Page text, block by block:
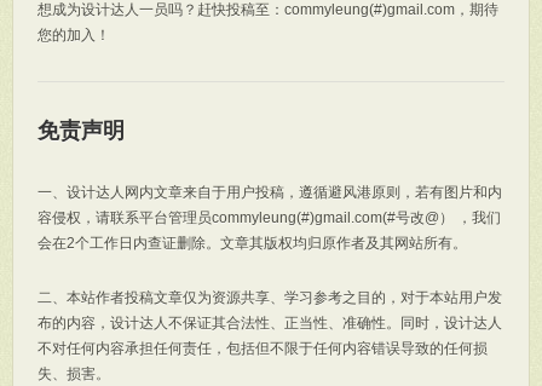
想成为设计达人一员吗？赶快投稿至：commyleung(#)gmail.com，期待
您的加入！
免责声明
一、设计达人网内文章来自于用户投稿，遵循避风港原则，若有图片和内
容侵权，请联系平台管理员commyleung(#)gmail.com(#号改@） ，我们
会在2个工作日内查证删除。文章其版权均归原作者及其网站所有。
二、本站作者投稿文章仅为资源共享、学习参考之目的，对于本站用户发
布的内容，设计达人不保证其合法性、正当性、准确性。同时，设计达人
不对任何内容承担任何责任，包括但不限于任何内容错误导致的任何损
失、损害。